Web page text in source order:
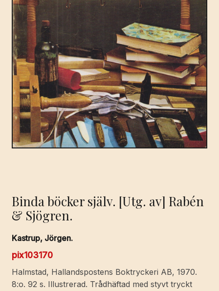
Binda böcker själv. [Utg. av] Rabén
& Sjögren.
Kastrup, Jörgen.
pix103170
Halmstad, Hallandspostens Boktryckeri AB, 1970.
8:o. 92 s. Illustrerad. Trådhäftad med styvt tryckt